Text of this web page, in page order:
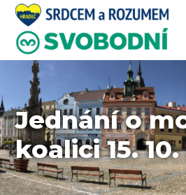
Jednání o
koalici 15. 10.